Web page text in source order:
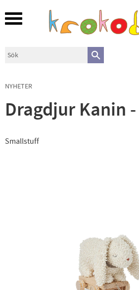
Meny
NYHETER
Dragdjur Kanin
Smallstuff